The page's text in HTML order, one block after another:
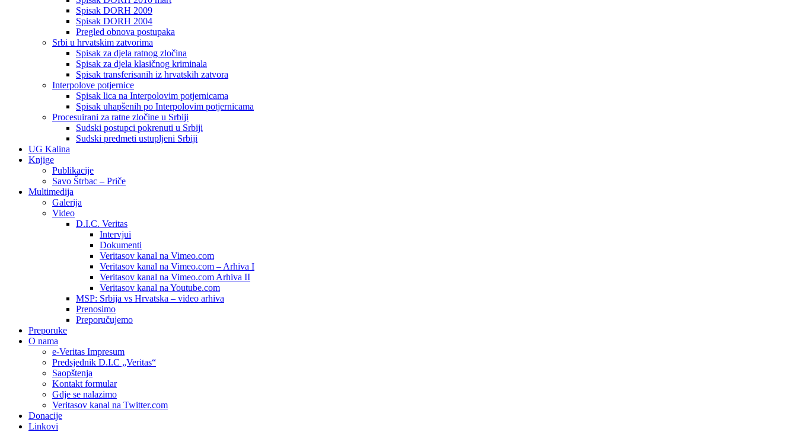
Spisak DORH 2009
Spisak DORH 2004
Pregled obnova postupaka
Srbi u hrvatskim zatvorima
Spisak za djela ratnog zločina
Spisak za djela klasičnog kriminala
Spisak transferisanih iz hrvatskih zatvora
Interpolove potjernice
Spisak lica na Interpolovim potjernicama
Spisak uhapšenih po Interpolovim potjernicama
Procesuirani za ratne zločine u Srbiji
Sudski postupci pokrenuti u Srbiji
Sudski predmeti ustupljeni Srbiji
UG Kalina
Knjige
Publikacije
Savo Štrbac – Priče
Multimedija
Galerija
Video
D.I.C. Veritas
Intervjui
Dokumenti
Veritasov kanal na Vimeo.com
Veritasov kanal na Vimeo.com – Arhiva I
Veritasov kanal na Vimeo.com Arhiva II
Veritasov kanal na Youtube.com
MSP: Srbija vs Hrvatska – video arhiva
Prenosimo
Preporučujemo
Preporuke
O nama
e-Veritas Impresum
Predsjednik D.I.C „Veritas“
Saopštenja
Kontakt formular
Gdje se nalazimo
Veritasov kanal na Twitter.com
Donacije
Linkovi